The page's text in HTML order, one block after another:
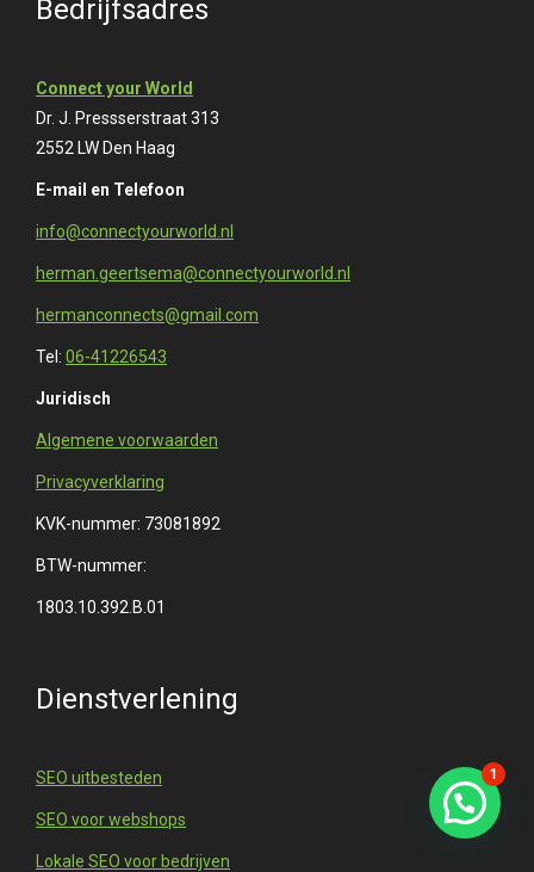
E-mail en Telefoon
herman.geertsema@connectyourworld.nl
hermanconnects@gmail.com
Tel: 06-41226543
Juridisch
Algemene voorwaarden
Privacyverklaring
KVK-nummer: 73081892
BTW-nummer:
1803.10.392.B.01
Dienstverlening
SEO uitbesteden
Lokale SEO voor bedrijven
Webteksten laten schrijven
AIO (AEO en GEO)
Google Ads
1